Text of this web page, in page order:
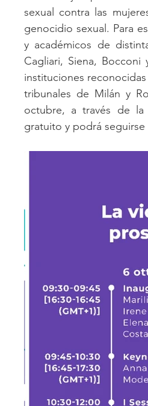
sexual contra las
genocidio sexual. Para
y académicos de
Cagliari, Siena,
instituciones
tribunales de Milán y
octubre, a través de
gratuito y podrá seguirse